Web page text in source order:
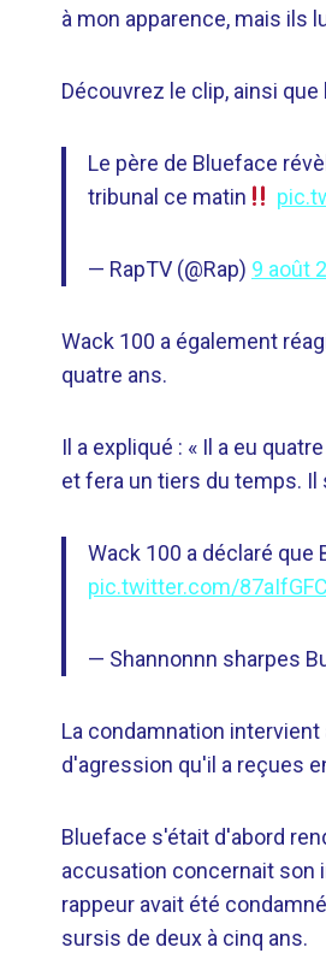
à mon apparence, mais ils
Découvrez le clip, ainsi
Le père de Blueface
tribunal ce matin
— RapTV (@Rap) 9 août
Wack 100 a également
quatre ans.
Il a expliqué : « Il a eu
et fera un tiers du temps. Il
Wack 100 a déclaré que
pic.twitter.com/
— Shannonnn sharpes
La condamnation
d'agression qu'il a reçues
Blueface s'était d'abord
accusation concernait son
rappeur avait été
sursis de deux à cinq ans.